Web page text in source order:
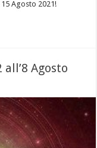
Agosto 2021!
Agosto